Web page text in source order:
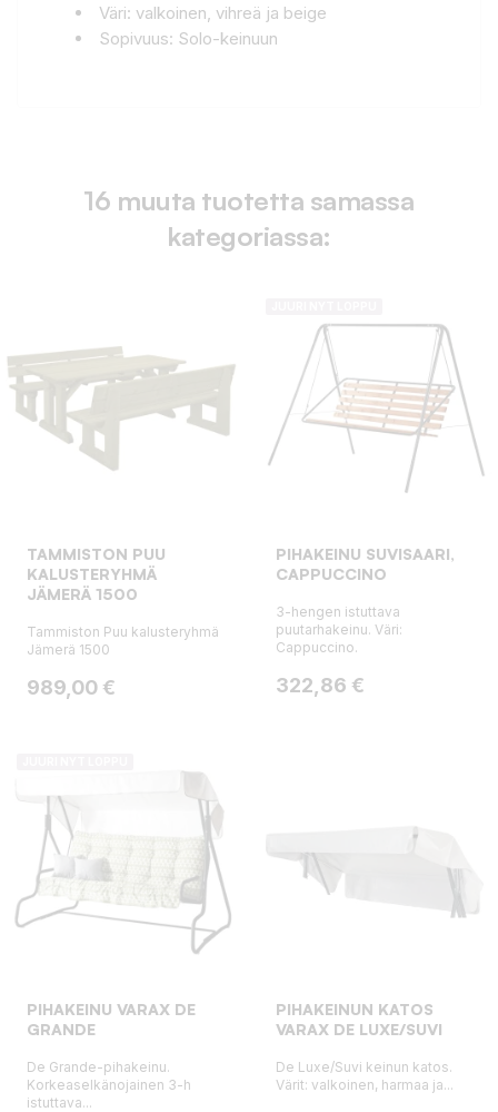
Väri: valkoinen, vihreä ja beige
Sopivuus: Solo-keinuun
16 muuta tuotetta samassa
kategoriassa:
TAMMISTON PUU
KALUSTERYHMÄ
JÄMERÄ 1500
Tammiston Puu kalusteryhmä
Jämerä 1500
Hinta
989,00 €
PIHAKEINU SUVISAARI,
CAPPUCCINO
3-hengen istuttava
puutarhakeinu. Väri:
Cappuccino.
Hinta
322,86 €
PIHAKEINU VARAX DE
GRANDE
De Grande-pihakeinu.
Korkeaselkänojainen 3-h
istuttava...
PIHAKEINUN KATOS
VARAX DE LUXE/SUVI
De Luxe/Suvi keinun katos.
Värit: valkoinen, harmaa ja...